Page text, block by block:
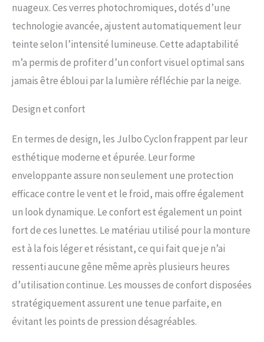
photochromique avec une teinte
améliore la perception de la
profondeur et réduit la fatigue
mieux lire le terrain tout en vous
déplaçant rapidement. Convient
Ajustement : sangle entièrement
en silicone avec réglage décalé
pour une compatibilité avec tous
les types et tailles de casque. La
mousse double densité offre un
couche douce au toucher contre
la peau. Le Cyclon est une version
Patrimoine : depuis 1888, Julbo
développe des lunettes de soleil
qualité, en mettant l'accent sur
l'artisanat, la durabilité et la
fonctionnalité. Julbo poursuit la
tradition de créer des lunettes
nuageux. Ces verres photochromiques, dotés d’une
technologie avancée, ajustent automatiquement leur
teinte selon l’intensité lumineuse. Cette adaptabilité
m’a permis de profiter d’un confort visuel optimal sans
jamais être ébloui par la lumière réfléchie par la neige.
Design et confort
En termes de design, les Julbo Cyclon frappent par leur
esthétique moderne et épurée. Leur forme
enveloppante assure non seulement une protection
efficace contre le vent et le froid, mais offre également
un look dynamique. Le confort est également un point
fort de ces lunettes. Le matériau utilisé pour la monture
est à la fois léger et résistant, ce qui fait que je n’ai
ressenti aucune gêne même après plusieurs heures
d’utilisation continue. Les mousses de confort disposées
stratégiquement assurent une tenue parfaite, en
évitant les points de pression désagréables.